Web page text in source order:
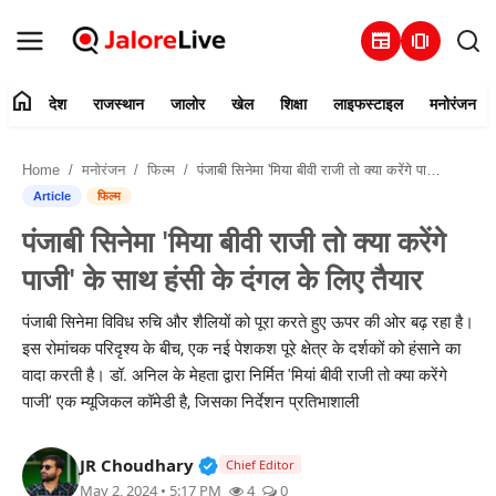
newspaper amp_stories
संपर्क करें
देश
जालोर
खेल
शिक्षा
home देश राजस्थान जालोर खेल शिक्षा लाइफस्टाइल मनोरंजन
Home मनोरंजन फिल्म पंजाबी सिनेमा 'मिया बीवी राजी तो क्या करेंगे पाजी' के साथ हंसी के दंगल के लिए तैयार
Article फिल्म
पंजाबी सिनेमा 'मिया बीवी राजी तो क्या करेंगे
पाजी' के साथ हंसी के दंगल के लिए तैयार
पंजाबी सिनेमा विविध रुचि और शैलियों को पूरा करते हुए ऊपर की ओर बढ़ रहा है।
इस रोमांचक परिदृश्य के बीच, एक नई पेशकश पूरे क्षेत्र के दर्शकों को हंसाने का
वादा करती है। डॉ. अनिल के मेहता द्वारा निर्मित 'मियां बीवी राजी तो क्या करेंगे
पाजी' एक म्यूजिकल कॉमेडी है, जिसका निर्देशन प्रतिभाशाली
JR Choudhary Verified Public Figure • 30 Mar,
Chief Editor
May 2, 2024 • 5:17 PM 4 0